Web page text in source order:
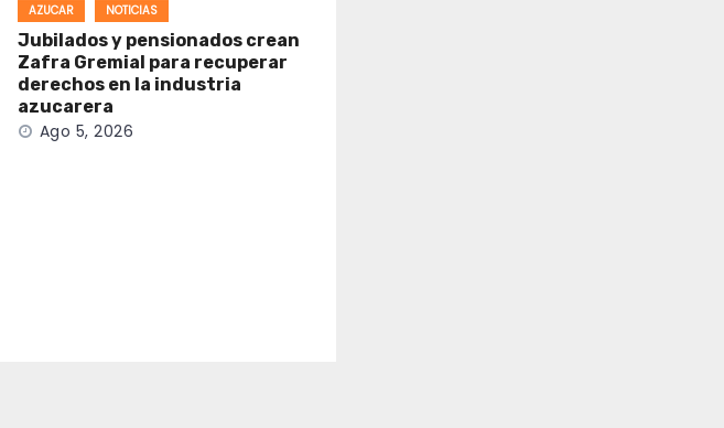
AZUCAR NOTICIAS
Jubilados y pensionados crean
Zafra Gremial para recuperar
derechos en la industria
azucarera
Ago 5, 2026